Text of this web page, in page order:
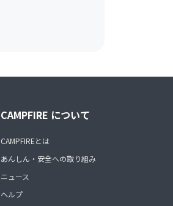
CAMPFIRE について
CAMPFIREとは
あんしん・安全への取り組み
ニュース
ヘルプ